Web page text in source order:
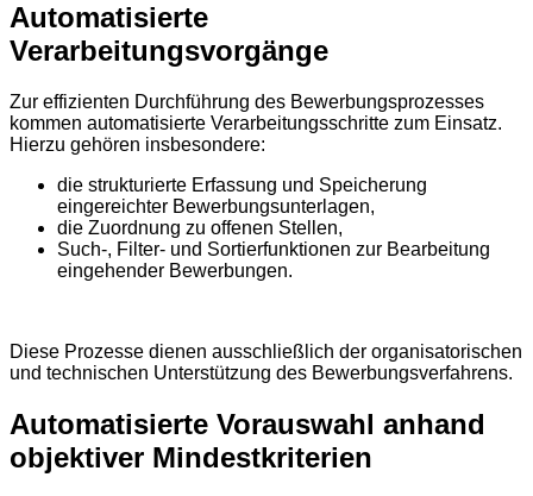
Automatisierte
Verarbeitungsvorgänge
Zur effizienten Durchführung des Bewerbungsprozesses
kommen automatisierte Verarbeitungsschritte zum Einsatz.
Hierzu gehören insbesondere:
die strukturierte Erfassung und Speicherung
eingereichter Bewerbungsunterlagen,
die Zuordnung zu offenen Stellen,
Such-, Filter- und Sortierfunktionen zur Bearbeitung
eingehender Bewerbungen.
Diese Prozesse dienen ausschließlich der organisatorischen
und technischen Unterstützung des Bewerbungsverfahrens.
Automatisierte Vorauswahl anhand
objektiver Mindestkriterien